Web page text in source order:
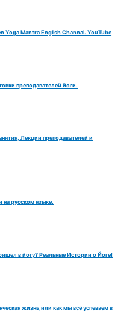
Yoga Mantra English Channal. YouTube
преподавателей йоги.
Лекции преподавателей и
русском языке.
в йогу? Реальные Истории о Йоге!
жизнь,или как мы всё успеваем в